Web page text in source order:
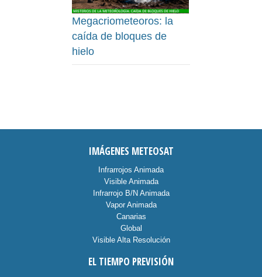
Megacriometeoros: la
caída de bloques de
hielo
IMÁGENES METEOSAT
Infrarrojos Animada
Visible Animada
Infrarrojo B/N Animada
Vapor Animada
Canarias
Global
Visible Alta Resolución
EL TIEMPO PREVISIÓN